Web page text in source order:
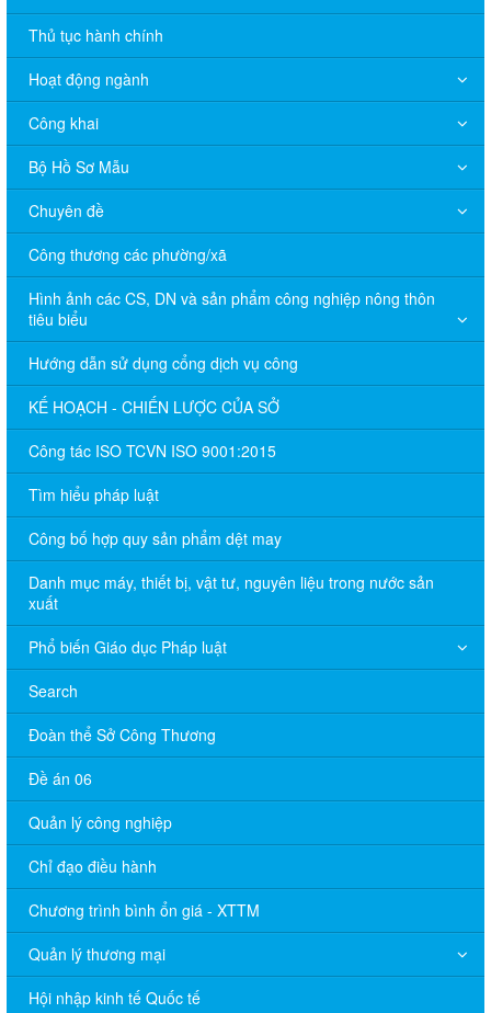
Thủ tục hành chính
Hoạt động ngành
Công khai
Bộ Hồ Sơ Mẫu
Chuyên đề
Công thương các phường/xã
Hình ảnh các CS, DN và sản phẩm công nghiệp nông thôn
tiêu biểu
Hướng dẫn sử dụng cổng dịch vụ công
KẾ HOẠCH - CHIẾN LƯỢC CỦA SỞ
Công tác ISO TCVN ISO 9001:2015
Tìm hiểu pháp luật
Công bố hợp quy sản phẩm dệt may
Danh mục máy, thiết bị, vật tư, nguyên liệu trong nước sản
xuất
Phổ biến Giáo dục Pháp luật
Search
Đoàn thể Sở Công Thương
Đề án 06
Quản lý công nghiệp
Chỉ đạo điều hành
Chương trình bình ổn giá - XTTM
Quản lý thương mại
Hội nhập kinh tế Quốc tế